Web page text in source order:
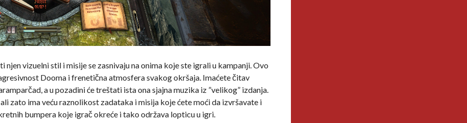
vizuelni stil i misije se zasnivaju na onima koje ste igrali u kampanji. Ovo
Dooma i frenetična atmosfera svakog okršaja. Imaćete čitav
a u pozadini će treštati ista ona sjajna muzika iz ”velikog” izdanja.
zato ima veću raznolikost zadataka i misija koje ćete moći da izvršavate i
bumpera koje igrač okreće i tako održava lopticu u igri.